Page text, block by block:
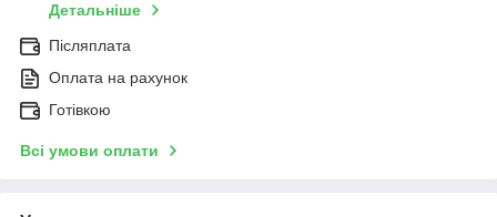
Детальніше
Післяплата
Оплата на рахунок
Готівкою
Всі умови оплати